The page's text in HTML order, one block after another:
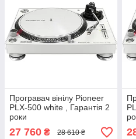
Програвач вінілу Pioneer
PLX-500 white , Гарантія 2
роки
27 760 ₴ 28 610 ₴